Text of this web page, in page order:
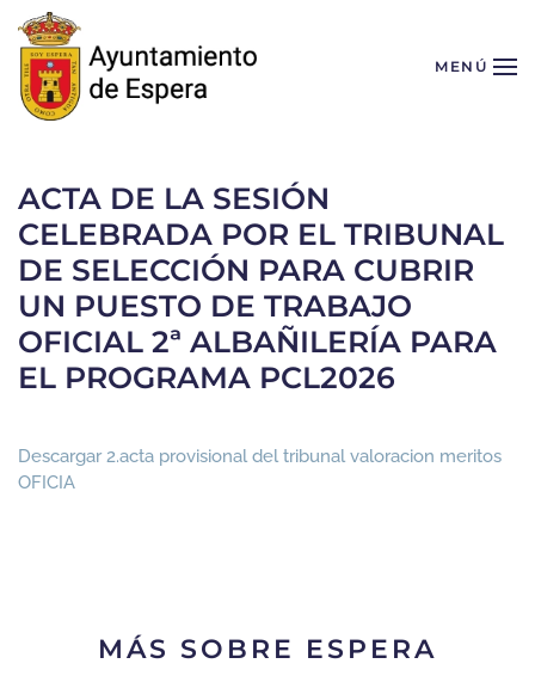
Skip to main content MENÚ
ACTA DE LA SESIÓN
CELEBRADA POR EL TRIBUNAL
DE SELECCIÓN PARA CUBRIR
UN PUESTO DE TRABAJO
OFICIAL 2ª ALBAÑILERÍA PARA
EL PROGRAMA PCL2026
Descargar 2.acta provisional del tribunal valoracion meritos
OFICIA
MÁS SOBRE ESPERA